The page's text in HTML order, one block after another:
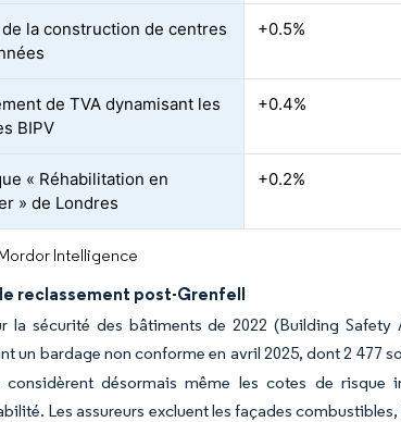
de la construction de centres
+0.5%
de TVA dynamisant les
BIPV
+0.4%
« Réhabilitation en
» de Londres
+0.2%
Intelligence
reclassement post-Grenfell
la sécurité des bâtiments de 2022 (Building
un bardage non conforme en avril 2025, dont 2 477
considèrent désormais même les cotes de
Les assureurs excluent les façades